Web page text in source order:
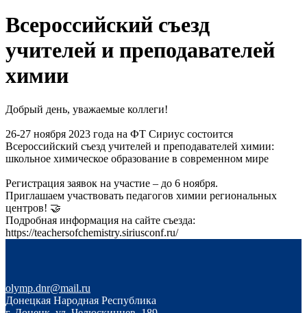
Всероссийский съезд
учителей и преподавателей
химии
Добрый день, уважаемые коллеги!
26-27 ноября 2023 года на ФТ Сириус состоится
Всероссийский съезд учителей и преподавателей химии:
школьное химическое образование в современном мире
Регистрация заявок на участие – до 6 ноября.
Приглашаем участвовать педагогов химии региональных
центров! 🤝
Подробная информация на сайте съезда:
https://teachersofchemistry.siriusconf.ru/
olymp.dnr@mail.ru
Донецкая Народная Республика